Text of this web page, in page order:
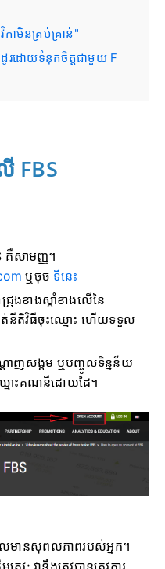
មិនគ្រប់គ្រាន់"
ដូរដោយទំនុកចិត្តជាមួយ F
FBS
គឺសាមញ្ញ។
ឬចុច ទីនេះ
រុងខាងស្តាំខាងលើនៃ
ាត់នីតិវិធីចុះឈ្មោះ ហើយទទួល
តាញសង្គម ឬបញ្ចូលទិន្នន័យ
ឈ្មោះគណនីដោយដៃ។
ានសុពលភាពរបស់អ្នក។